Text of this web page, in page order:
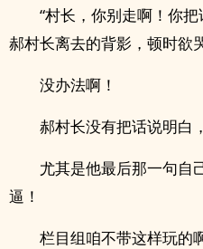
“村长，你别走啊！你
郝村长离去的背影，顿时欲
没办法啊！
郝村长没有把话说明白
尤其是他最后那一句自
逼！
栏目组咱不带这样玩的